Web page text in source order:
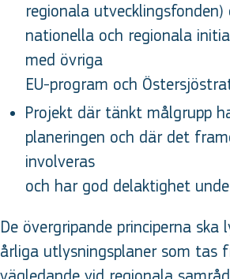
regionala utvecklingsfonden)
nationella och regionala
med övriga
EU-program och
Projekt där tänkt målgrupp
planeringen och där det
involveras
och har god delaktighet
De övergripande principerna
årliga utlysningsplaner som tas